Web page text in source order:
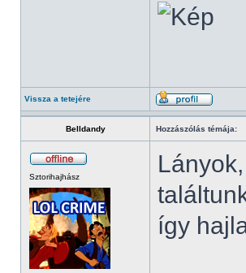
Vissza a tetejére
Belldandy Hozzászólás témája:
Sztorihajhász
így